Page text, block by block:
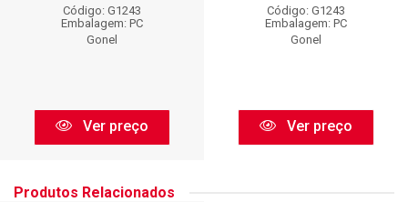
Código: G1243
Embalagem: PC
Gonel
Ver preço
Código: G1243
Embalagem: PC
Gonel
Ver preço
Produtos Relacionados